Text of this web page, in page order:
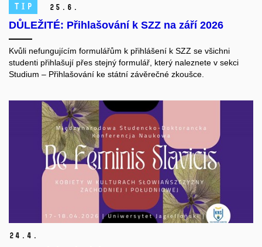
TIP 25. 6.
DŮLEŽITÉ: Přihlašování k SZZ na září 2026
Kvůli nefungujícím formulářům k přihlášení k SZZ se všichni
studenti přihlašují přes stejný formulář, který naleznete v sekci
Studium ‒ Přihlašování ke státní závěrečné zkoušce.
24. 4.